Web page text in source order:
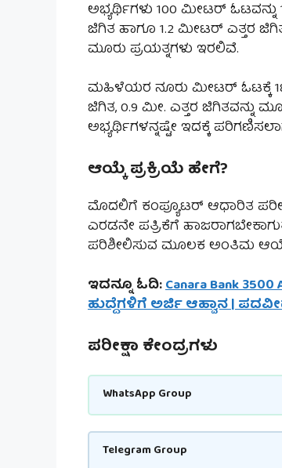
ಅಭ್ಯರ್ಥಿಗಳು 100 ಮೀಟರ್ ಓಟವನ್ನು
ಜಿಗಿತ ಹಾಗೂ 1.2 ಮೀಟರ್ ಎತ್ತರ
ಮೂರು ಪ್ರಯತ್ನಗಳು ಇರಲಿವೆ.
ಮಹಿಳೆಯರ ನೂರು ಮೀಟರ್ ಓಟಕ್ಕೆ 18
ಜಿಗಿತ, 0.9 ಮೀ. ಎತ್ತರ ಜಿಗಿತವನ್ನು
ಅಭ್ಯರ್ಥಿಗಳನ್ನಷ್ಟೇ ಇದಕ್ಕೆ
ಆಯ್ಕೆ ಪ್ರಕ್ರಿಯೆ ಹೇಗೆ?
ಮೊದಲಿಗೆ ಕಂಪ್ಯೂಟರ್ ಆಧಾರಿತ
ಎರಡನೇ ಪತ್ರಿಕೆಗೆ
ಪರಿಶೀಲಿಸುವ ಮೂಲಕ ಅಂತಿಮ
ಇದನ್ನೂ ಓದಿ:Canara Bank
ಹುದ್ದೆಗಳಿಗೆ ಅರ್ಜಿ ಆಹ್ವಾನ |
ಪರೀಕ್ಷಾ ಕೇಂದ್ರಗಳು
WhatsApp Group
Telegram Group